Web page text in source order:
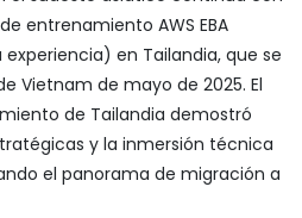
entrenamiento AWS EBA
en Tailandia, que se
Vietnam de mayo de 2025. El
de Tailandia demostró
y la inmersión técnica
el panorama de migración a